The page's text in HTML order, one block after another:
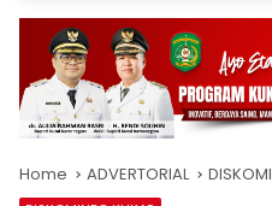
Home ADVERTORIAL